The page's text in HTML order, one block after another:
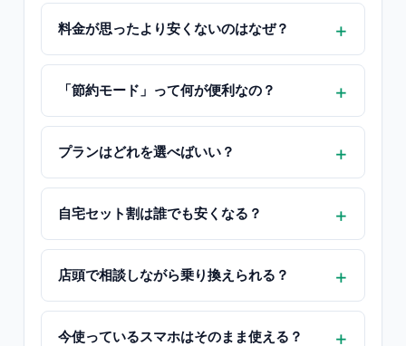
料金が思ったより安くないのはなぜ？
「節約モード」って何が便利なの？
プランはどれを選べばいい？
自宅セット割は誰でも安くなる？
店頭で相談しながら乗り換えられる？
今使っているスマホはそのまま使える？